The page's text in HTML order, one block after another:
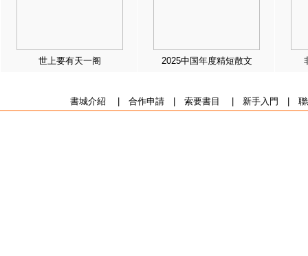
世上要有天一阁 2025中国年度精短散文
書城介紹 合作申請| 索要書目 新手入門